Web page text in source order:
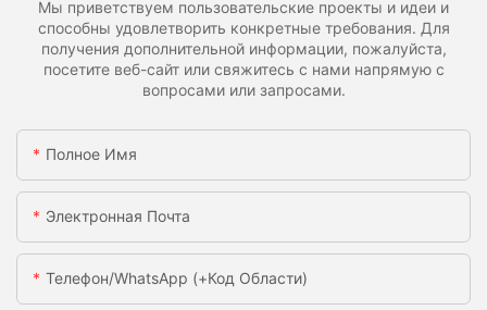
Мы приветствуем пользовательские проекты и идеи и
способны удовлетворить конкретные требования. Для
получения дополнительной информации, пожалуйста,
посетите веб-сайт или свяжитесь с нами напрямую с
вопросами или запросами.
Полное Имя
Электронная Почта
Телефон/WhatsApp (+код Области)